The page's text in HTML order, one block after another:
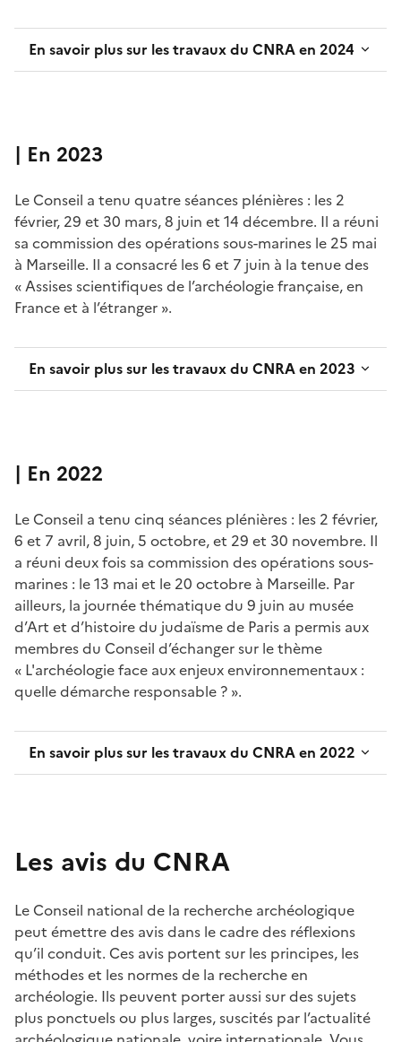
En savoir plus sur les travaux du CNRA en 2024
| En 2023
Le Conseil a tenu quatre séances plénières : les 2
février, 29 et 30 mars, 8 juin et 14 décembre. Il a réuni
sa commission des opérations sous-marines le 25 mai
à Marseille. Il a consacré les 6 et 7 juin à la tenue des
« Assises scientifiques de l’archéologie française, en
France et à l’étranger ».
En savoir plus sur les travaux du CNRA en 2023
| En 2022
Le Conseil a tenu cinq séances plénières : les 2 février,
6 et 7 avril, 8 juin, 5 octobre, et 29 et 30 novembre. Il
a réuni deux fois sa commission des opérations sous-
marines : le 13 mai et le 20 octobre à Marseille. Par
ailleurs, la journée thématique du 9 juin au musée
d’Art et d’histoire du judaïsme de Paris a permis aux
membres du Conseil d’échanger sur le thème
« L'archéologie face aux enjeux environnementaux :
quelle démarche responsable ? ».
En savoir plus sur les travaux du CNRA en 2022
Les avis du CNRA
Le Conseil national de la recherche archéologique
peut émettre des avis dans le cadre des réflexions
qu’il conduit. Ces avis portent sur les principes, les
méthodes et les normes de la recherche en
archéologie. Ils peuvent porter aussi sur des sujets
plus ponctuels ou plus larges, suscités par l’actualité